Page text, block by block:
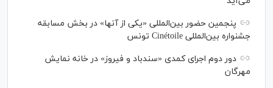
پنجمین حضور بین‌المللی «یکی از آنها» در بخش مسابقه
جشنواره بین‌المللی Cinétoile تونس
دور دوم اجرای کمدی «سندباد و فیروز» در خانه نمایش
مهرگان